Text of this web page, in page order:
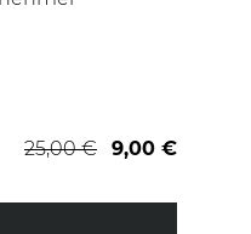
25,00 € 9,00 €